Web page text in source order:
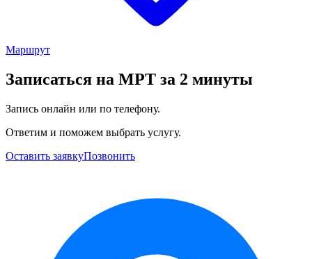
Маршрут
Записаться на МРТ за 2 минуты
Запись онлайн или по телефону.
Ответим и поможем выбрать услугу.
Оставить заявкуПозвонить